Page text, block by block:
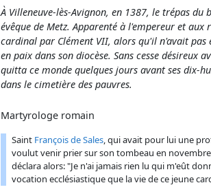
À Villeneuve-lès-Avignon, en 1387, le trépas du
évêque de Metz. Apparenté à l'empereur et
cardinal par Clément VII, alors qu'il n'avait pas
en paix dans son diocèse. Sans cesse désireux
quitta ce monde quelques jours avant ses dix-
dans le cimetière des pauvres.
Martyrologe romain
Saint François de Sales, qui avait pour lui une
voulut venir prier sur son tombeau en
déclara alors: "Je n'ai jamais rien lu qui m'eût
vocation ecclésiastique que la vie de ce jeune